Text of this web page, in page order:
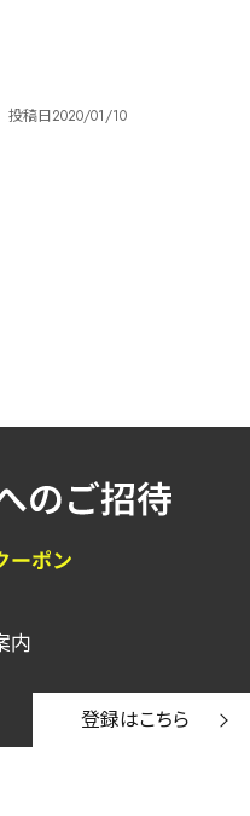
投稿日2020/01/10
登録はこちら